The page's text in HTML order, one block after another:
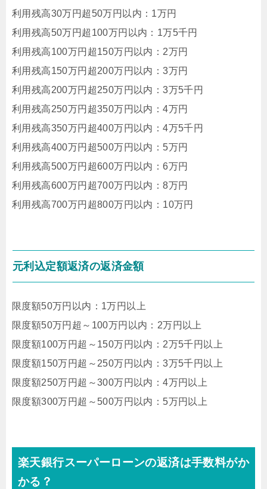
利用残高30万円超50万円以内：1万円
利用残高50万円超100万円以内：1万5千円
利用残高100万円超150万円以内：2万円
利用残高150万円超200万円以内：3万円
利用残高200万円超250万円以内：3万5千円
利用残高250万円超350万円以内：4万円
利用残高350万円超400万円以内：4万5千円
利用残高400万円超500万円以内：5万円
利用残高500万円超600万円以内：6万円
利用残高600万円超700万円以内：8万円
利用残高700万円超800万円以内：10万円
元利込定額返済の返済金額
限度額50万円以内：1万円以上
限度額50万円超～100万円以内：2万円以上
限度額100万円超～150万円以内：2万5千円以上
限度額150万円超～250万円以内：3万5千円以上
限度額250万円超～300万円以内：4万円以上
限度額300万円超～500万円以内：5万円以上
楽天銀行スーパーローンの返済は手数料がか
かる？